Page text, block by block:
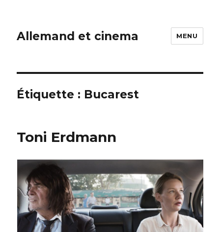
Allemand et cinema MENU
Étiquette : Bucarest
Toni Erdmann